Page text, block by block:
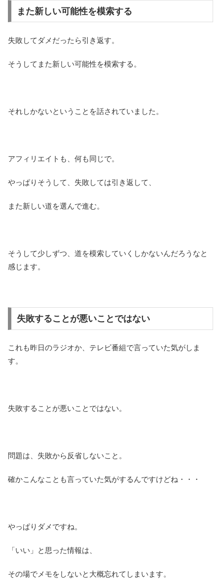
また新しい可能性を模索する
失敗してダメだったら引き返す。
そうしてまた新しい可能性を模索する。
それしかないということを話されていました。
アフィリエイトも、何も同じで。
やっぱりそうして、失敗しては引き返して、
また新しい道を選んで進む。
そうして少しずつ、道を模索していくしかないんだろうなと
感じます。
失敗することが悪いことではない
これも昨日のラジオか、テレビ番組で言っていた気がしま
す。
失敗することが悪いことではない。
問題は、失敗から反省しないこと。
確かこんなことも言っていた気がするんですけどね・・・
やっぱりダメですね。
「いい」と思った情報は、
その場でメモをしないと大概忘れてしまいます。